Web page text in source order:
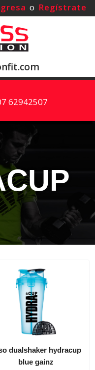
o Regístrate
62942507
dualshaker hydracup
blue gainz